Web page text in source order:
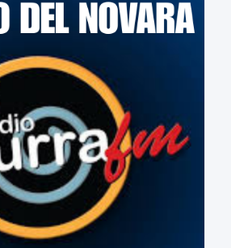
con Alberti
Estiva 2026/2027"
impegno estivo
amichevoli e mercato...
Piola"
abbonamenti